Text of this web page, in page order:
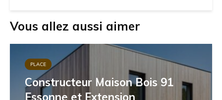
Vous allez aussi aimer
PLACE
Constructeur Maison Bois 91
Essonne et Extension